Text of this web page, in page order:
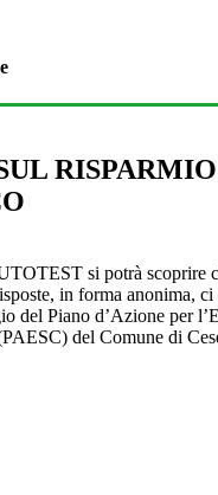
RISPARMIO
si potrà scoprire
in forma anonima,
del Piano d’Azione per
del Comune di